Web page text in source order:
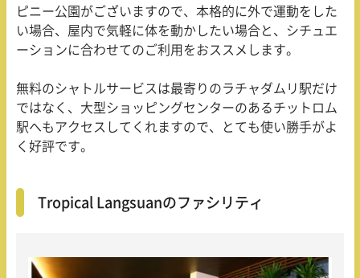
ピニー公園がございますので、本格的に外で運動をした
い場合、屋内で気軽に体を動かしたい場合と、シチュエ
ーションに合わせてのご利用をおススメします。
無料のシャトルサービスは最寄りのラチャダムリ駅だけ
ではなく、大型ショッピングセンターのあるチットロム
駅へもアクセスしてくれますので、とても使い勝手がよ
く好評です。
Tropical Langsuanのファシリティ